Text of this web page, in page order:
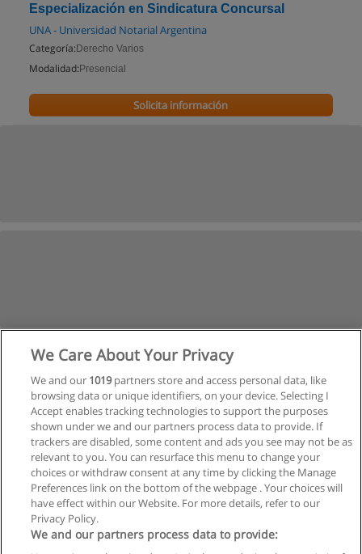
Especialización en Sindicatura Concursal
UNA - Universidad Notarial Argentina
Categoría: Derecho Varios
Modalidad: Presencial
Solicita información
Siguiente
Página1de 8
We Care About Your Privacy
We and our 1019partners store and access personal data, like
browsing data or unique identifiers, on your device. Selecting I
Accept enables tracking technologies to support the purposes
shown under we and our partners process data to provide. If
trackers are disabled, some content and ads you see may not be as
relevant to you. You can resurface this menu to change your
choices or withdraw consent at any time by clicking the Manage
Preferences link on the bottom of the webpage . Your choices will
have effect within our Website. For more details, refer to our
Privacy Policy.
We and our partners process data to provide: